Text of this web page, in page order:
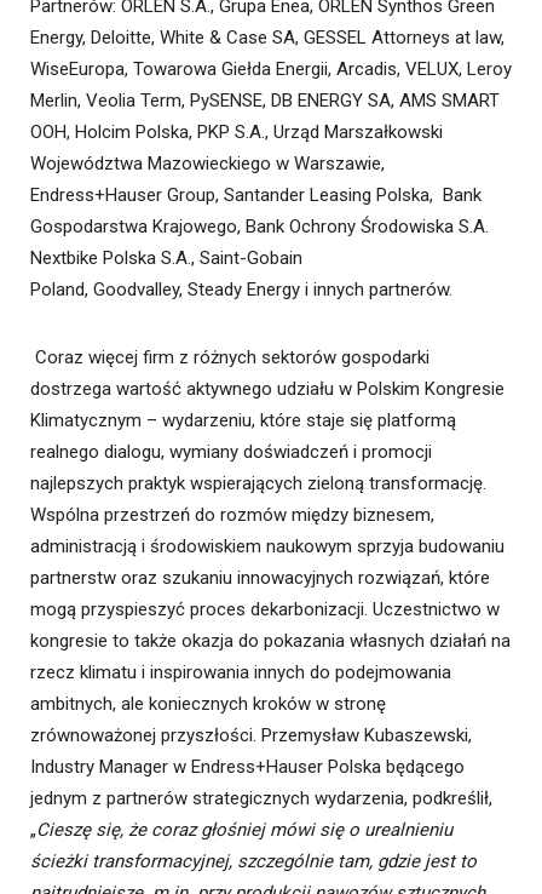
Partnerów: ORLEN S.A., Grupa Enea, ORLEN Synthos Green
Energy, Deloitte, White & Case SA, GESSEL Attorneys at law,
WiseEuropa, Towarowa Giełda Energii, Arcadis, VELUX, Leroy
Merlin, Veolia Term, PySENSE, DB ENERGY SA, AMS SMART
OOH, Holcim Polska, PKP S.A., Urząd Marszałkowski
Województwa Mazowieckiego w Warszawie,
Endress+Hauser Group, Santander Leasing Polska, Bank
Gospodarstwa Krajowego, Bank Ochrony Środowiska S.A.
Nextbike Polska S.A., Saint-Gobain
Poland, Goodvalley, Steady Energy i innych partnerów.
Coraz więcej firm z różnych sektorów gospodarki
dostrzega wartość aktywnego udziału w Polskim Kongresie
Klimatycznym – wydarzeniu, które staje się platformą
realnego dialogu, wymiany doświadczeń i promocji
najlepszych praktyk wspierających zieloną transformację.
Wspólna przestrzeń do rozmów między biznesem,
administracją i środowiskiem naukowym sprzyja budowaniu
partnerstw oraz szukaniu innowacyjnych rozwiązań, które
mogą przyspieszyć proces dekarbonizacji. Uczestnictwo w
kongresie to także okazja do pokazania własnych działań na
rzecz klimatu i inspirowania innych do podejmowania
ambitnych, ale koniecznych kroków w stronę
zrównoważonej przyszłości. Przemysław Kubaszewski,
Industry Manager w Endress+Hauser Polska będącego
jednym z partnerów strategicznych wydarzenia, podkreślił,
„Cieszę się, że coraz głośniej mówi się o urealnieniu
ścieżki transformacyjnej, szczególnie tam, gdzie jest to